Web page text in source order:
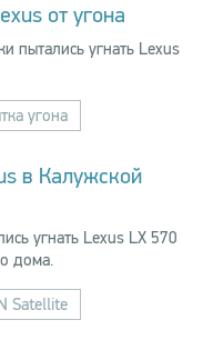
от угона
пытались угнать Lexus
угона
в Калужской
угнать Lexus LX 570
дома.
Satellite